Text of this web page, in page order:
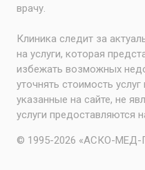
врачу.
Клиника следит за
на услуги, которая
избежать возможных
уточнять стоимость
указанные на сайте, не
услуги предоставляются
© 1995-2026 «АСКО-